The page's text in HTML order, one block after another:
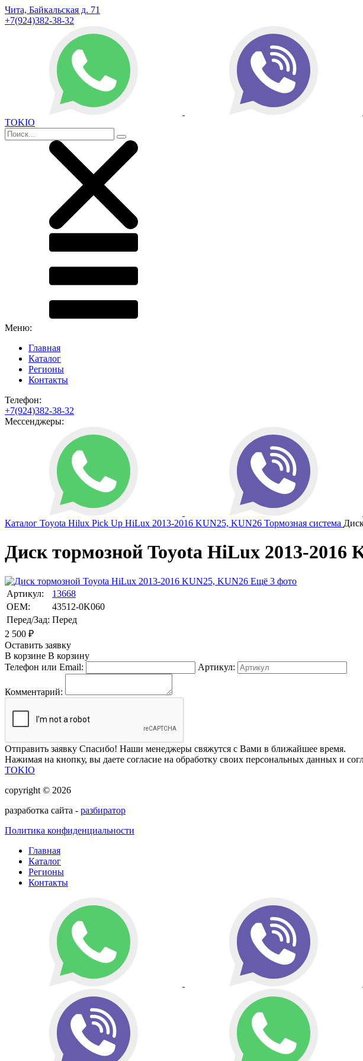
Чита, Байкальская д. 71
+7(924)382-38-32
TOKIO
Меню:
Главная
Каталог
Регионы
Контакты
Телефон:
+7(924)382-38-32
Мессенджеры:
Каталог Toyota Hilux Pick Up HiLux 2013-2016 KUN25, KUN26 Тормозная система
Диск тормозной Toyota HiLux 2013-2016
Ещё 3 фото
Артикул:
13668
OEM:
43512-0K060
Перед/Зад: Перед
2 500 ₽
Оставить заявку
В корзине В корзину
Телефон или Email:
Артикул:
Комментарий:
Отправить заявку Спасибо! Наши менеджеры свяжутся с Вами в ближайшее время.
Нажимая на кнопку, вы даете согласие на обработку своих персональных данных и
TOKIO
copyright © 2026
разработка сайта - разбиратор
Политика конфиденциальности
Главная
Каталог
Регионы
Контакты